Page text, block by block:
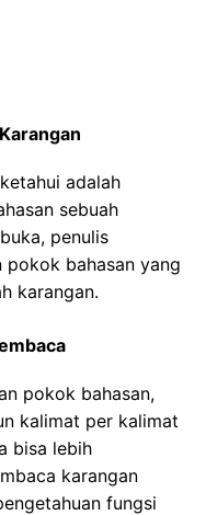
adalah
sebuah
penulis
pokok bahasan yang
karangan.
pokok bahasan,
kalimat per kalimat
bisa lebih
karangan
fungsi